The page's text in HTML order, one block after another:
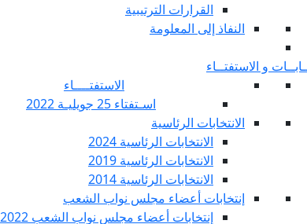
القرارات الترتيبية
النفاذ إلى المعلومة
و الاستفتــاء
الاستفتــــاء
اسـتفتاء 25 جويليـة 2022
الانتخابات الرئاسية
الانتخابات الرئاسية 2024
الانتخابات الرئاسية 2019
الانتخابات الرئاسية 2014
إنتخابات أعضاء مجلس نواب الشعب
إنتخابات أعضاء مجلس نواب الشعب 2022